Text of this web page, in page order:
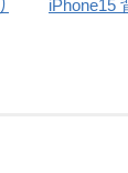
iPhone15